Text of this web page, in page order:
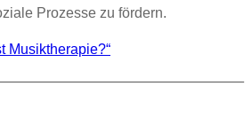
Prozesse zu fördern.
Musiktherapie?“